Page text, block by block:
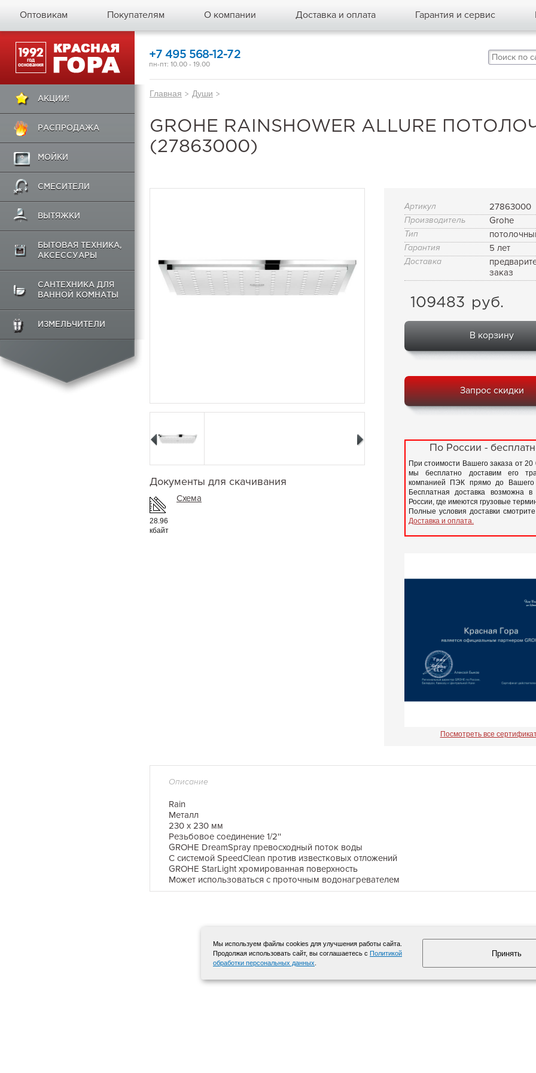
Оптовикам Покупателям О компании Доставка и оплата Гарантия и сервис
АКЦИИ!
РАСПРОДАЖА
МОЙКИ
СМЕСИТЕЛИ
ВЫТЯЖКИ
БЫТОВАЯ ТЕХНИКА,
АКСЕССУАРЫ
САНТЕХНИКА ДЛЯ
ВАННОЙ КОМНАТЫ
ИЗМЕЛЬЧИТЕЛИ
+7 495 568-12-72
пн-пт: 10.00 - 19.00
Главная > Души >
GROHE RAINSHOWER ALLURE
(27863000)
Документы для скачивания
28.96
кбайт
Схема
Артикул 27863000
Производитель Grohe
Тип
Гарантия 5 лет
Доставка
заказ
109483 руб.
В корзину
Запрос скидки
По России -
При стоимости Вашего заказа от 20
мы бесплатно доставим его
компанией ПЭК прямо до Вашего
Бесплатная доставка возможна
России, где имеются грузовые
Полные условия доставки
Доставка и оплата.
Посмотреть все
Описание
Rain
Металл
230 x 230 мм
Резьбовое соединение 1/2''
GROHE DreamSpray превосходный поток воды
С системой SpeedClean против известковых отложений
GROHE StarLight хромированная поверхность
Может использоваться с проточным водонагревателем
Мы используем файлы cookies для улучшения работы сайта.
Продолжая использовать сайт, вы соглашаетесь с Политикой
обработки персональных данных
Принять